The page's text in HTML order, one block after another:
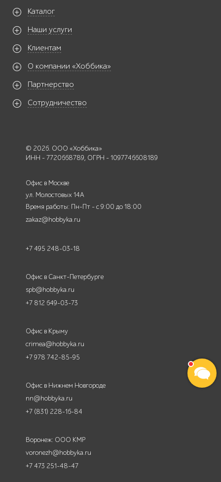
Каталог
Наши услуги
Клиентам
О компании «Хоббика»
Партнерство
Сотрудничество
© 2026. ООО «Хоббика»
ИНН - 7720668789, ОГРН - 1097746608189
Офис в Москве
ул. Молостовых 14А
Время работы: Пн-Пт - с 9:00 до 18:00
zakaz@hobbyka.ru
+7 495 248-03-18
Офис в Санкт-Петербурге
spb@hobbyka.ru
+7 812 649-03-73
Офис в Крыму
crimea@hobbyka.ru
+7 978 742-85-95
Офис в Нижнем Новгороде
nn@hobbyka.ru
+7 (831) 228-16-84
Воронеж: ООО КМР
voronezh@hobbyka.ru
+7 473 251-48-47